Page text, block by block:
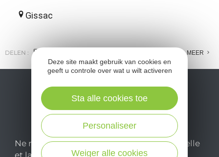
Gissac
DELEN : MEER
Ne manquez pas notre newsletter mensuelle
Deze site maakt gebruik van cookies en
geeft u controle over wat u wilt activeren
Weiger alle cookies
Personaliseer
Sta alle cookies toe